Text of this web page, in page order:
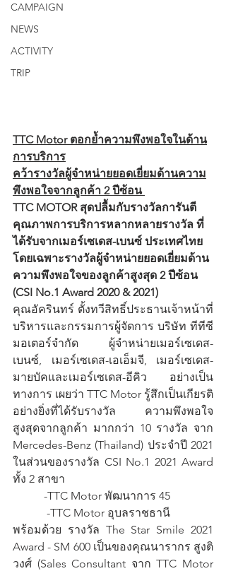
CAMPAIGN
NEWS
ACTIVITY
TRIP
TTC Motor ตอกย้ำความพึงพอใจในด้าน
การบริการ
คว้ารางวัลผู้จำหน่ายยอดเยี่ยมด้านความ
พึงพอใจจากลูกค้า 2 ปีซ้อน
TTC MOTOR สุดปลื้มกับรางวัลการันตี
คุณภาพการบริการหลากหลายรางวัล ที่
ได้รับจากเมอร์เซเดส-เบนซ์ ประเทศไทย
โดยเฉพาะรางวัลผู้จำหน่ายยอดเยี่ยมด้าน
ความพึงพอใจของลูกค้าสูงสุด 2 ปีซ้อน
(CSI No.1 Award 2020 & 2021)
คุณอัครินทร์ ตั้งทวีสิทธิ์ประธานเจ้าหน้าที่
บริหารและกรรมการผู้จัดการ บริษัท ทีทีซี
มอเตอร์จำกัด ผู้จำหน่ายเมอร์เซเดส-
เบนซ์, เมอร์เซเดส-เอเอ็มจี, เมอร์เซเดส-
มายบัคและเมอร์เซเดส-อีคิว อย่างเป็น
ทางการ เผยว่า TTC Motor รู้สึกเป็นเกียรติ
อย่างยิ่งที่ได้รับรางวัล ความพึงพอใจ
สูงสุดจากลูกค้า มากกว่า 10 รางวัล จาก
Mercedes-Benz (Thailand) ประจำปี 2021
ในส่วนของรางวัล CSI No.1 2021 Award
ทั้ง 2 สาขา
           -TTC Motor พัฒนาการ 45
            -TTC Motor อุบลราชธานี
พร้อมด้วย รางวัล The Star Smile 2021
Award - SM 600 เป็นของคุณนารากร สูงติ
วงศ์ (Sales Consultant จาก TTC Motor